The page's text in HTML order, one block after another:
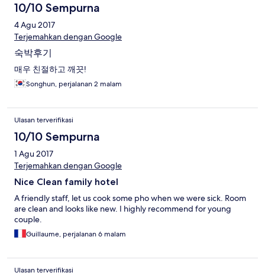
10/10 Sempurna
4 Agu 2017
Terjemahkan dengan Google
숙박후기
매우 친절하고 깨끗!
Songhun, perjalanan 2 malam
Ulasan terverifikasi
10/10 Sempurna
1 Agu 2017
Terjemahkan dengan Google
Nice Clean family hotel
A friendly staff, let us cook some pho when we were sick. Room
are clean and looks like new. I highly recommend for young
couple.
Guillaume, perjalanan 6 malam
Ulasan terverifikasi